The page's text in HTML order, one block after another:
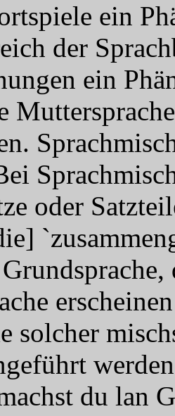
ein
der
ein
oder
solcher
du lan